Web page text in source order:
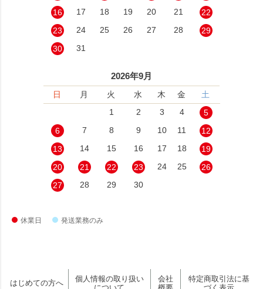
16
17 18 19 20 21
22
23
24 25 26 27 28
29
30
31
2026年9月
日 月 火 水 木 金
土
1
2 3 4
5
6
7 8 9 10 11
12
13
14 15 16 17 18
19
20
21 22 23 24 25
26
27
28 29 30
休業日 発送業務のみ
はじめての方へ
個人情報の取り扱い
会社
特定商取引法に基